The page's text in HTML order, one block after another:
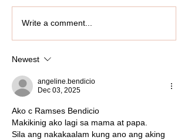
Write a comment...
Newest
angeline.bendicio
Dec 03, 2025
Ako c Ramses Bendicio
Makikinig ako lagi sa mama at papa.
Sila ang nakakaalam kung ano ang aking